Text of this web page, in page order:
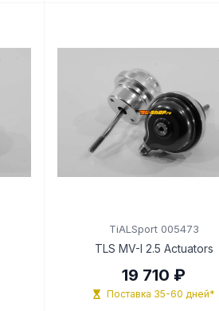
TiALSport 005473
TLS MV-I 2.5 Actuators
19 710 ₽
Поставка 35-60 дней*